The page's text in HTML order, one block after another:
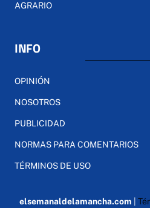
AGRARIO
INFO
OPINIÓN
NOSOTROS
PUBLICIDAD
NORMAS PARA COMENTARIOS
TÉRMINOS DE USO
elsemanaldelamancha.com